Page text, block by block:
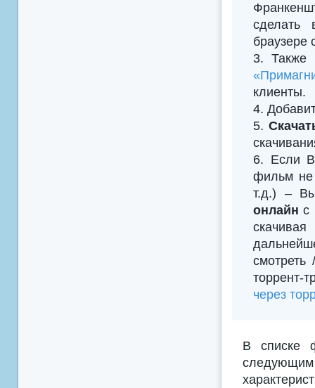
сделать
браузере
3. Также
клиенты.
4.
5.
6. Если
фильм не
т.д.) –
онлайн с
торрент-
через
В списке